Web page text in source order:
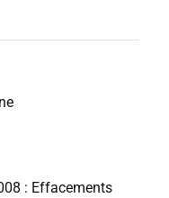
: Effacements